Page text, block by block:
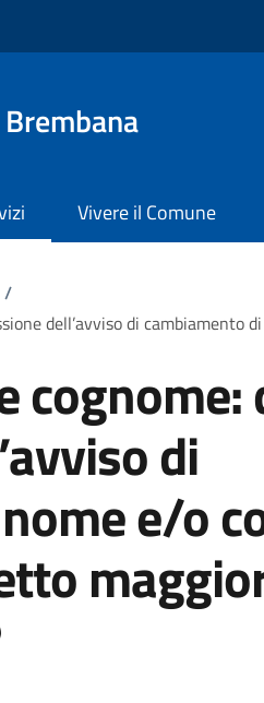
Vivere il Comune
/
dell’avviso di cambiamento
di
e/o